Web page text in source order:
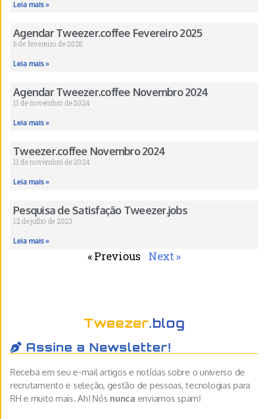
Leia mais »
Agendar Tweezer.coffee Fevereiro 2025
6 de fevereiro de 2025
Leia mais »
Agendar Tweezer.coffee Novembro 2024
11 de novembro de 2024
Leia mais »
Tweezer.coffee Novembro 2024
11 de novembro de 2024
Leia mais »
Pesquisa de Satisfação Tweezer.jobs
12 de julho de 2023
Leia mais »
« Previous Next »
Tweezer.blog
Assine a Newsletter!
Receba em seu e-mail artigos e notícias sobre o universo de
recrutamento e seleção, gestão de pessoas, tecnologias para
RH e muito mais. Ah! Nós nunca enviamos spam!